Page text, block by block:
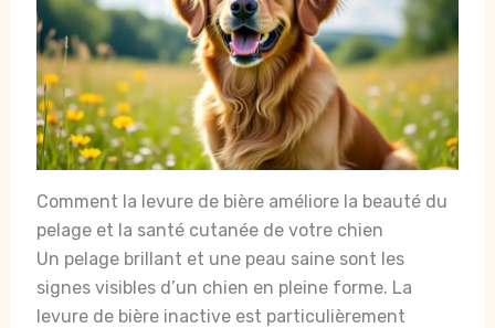
Comment la levure de bière améliore la beauté du
pelage et la santé cutanée de votre chien
Un pelage brillant et une peau saine sont les
signes visibles d’un chien en pleine forme. La
levure de bière inactive est particulièrement